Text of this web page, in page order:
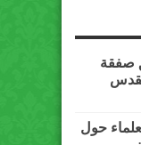
صفقة
حول